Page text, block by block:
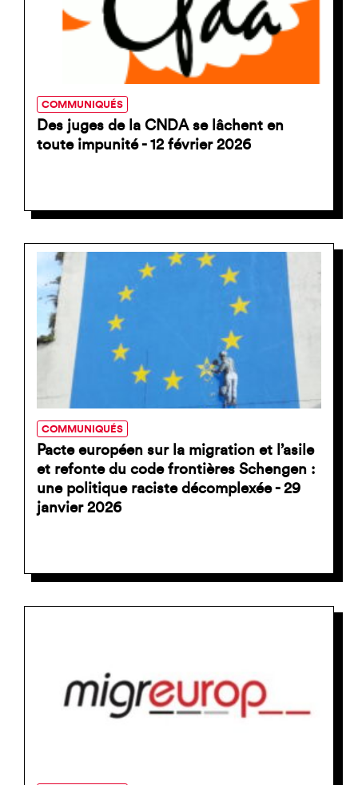
COMMUNIQUÉS
Des juges de la CNDA se lâchent en
toute impunité - 12 février 2026
COMMUNIQUÉS
Pacte européen sur la migration et l’asile
et refonte du code frontières Schengen :
une politique raciste décomplexée - 29
janvier 2026